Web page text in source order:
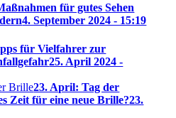
für gutes Sehen
4. September 2024 - 15:19
für Vielfahrer zur
25. April 2024 -
23. April: Tag der
Zeit für eine neue Brille?23.